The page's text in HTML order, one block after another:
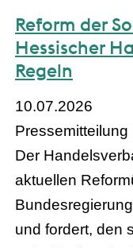
Reform der
Hessischer
Regeln
10.07.2026
Pressemitteilung
Der
aktuellen
und fordert, den